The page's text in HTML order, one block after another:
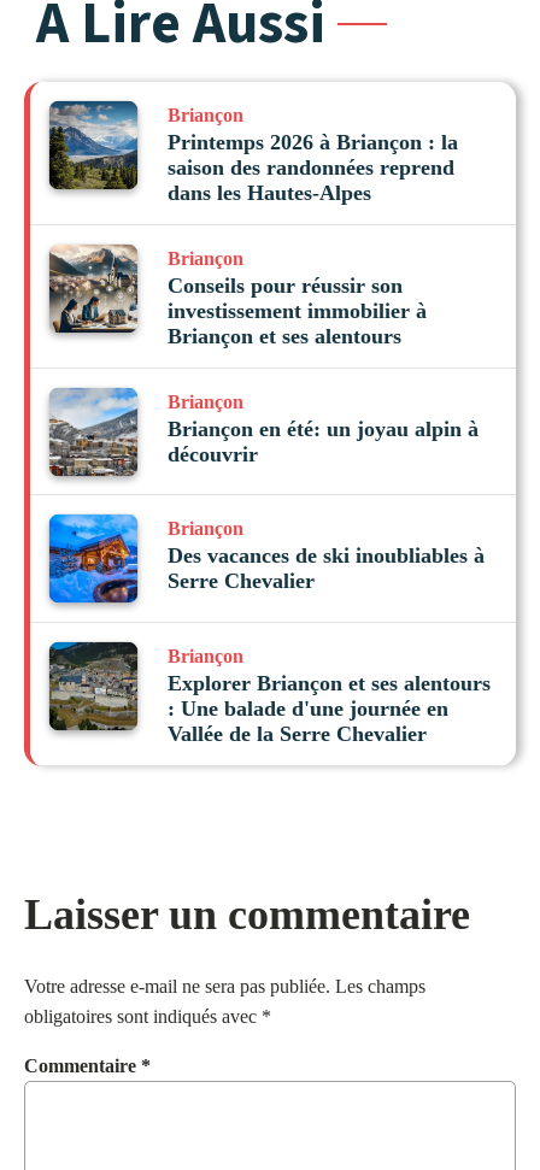
A Lire Aussi
Briançon
Printemps 2026 à Briançon : la
saison des randonnées reprend
dans les Hautes-Alpes
Briançon
Conseils pour réussir son
investissement immobilier à
Briançon et ses alentours
Briançon
Briançon en été: un joyau alpin à
découvrir
Briançon
Des vacances de ski inoubliables à
Serre Chevalier
Briançon
Explorer Briançon et ses alentours
: Une balade d'une journée en
Vallée de la Serre Chevalier
Laisser un commentaire
Votre adresse e-mail ne sera pas publiée. Les champs
obligatoires sont indiqués avec *
Commentaire *